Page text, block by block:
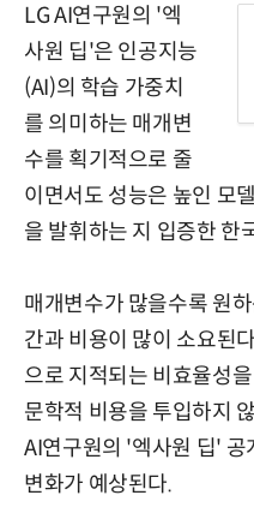
LG AI연구원의 '엑
사원 딥'은 인공지능
(AI)의 학습 가중치
를 의미하는 매개변
수를 획기적으로 줄
이면서도 성능은 높인 모
을 발휘하는 지 입증한 한
매개변수가 많을수록 원
간과 비용이 많이 소요된
으로 지적되는 비효율성
문학적 비용을 투입하지
AI연구원의 '엑사원 딥' 공
변화가 예상된다.